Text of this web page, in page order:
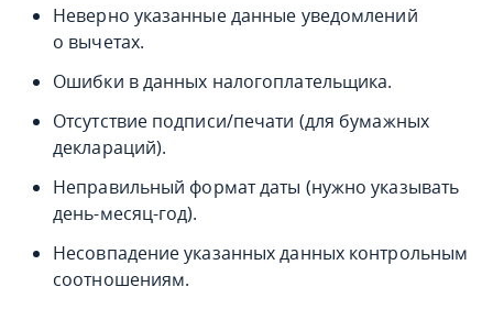
Неверно указанные данные уведомлений
о вычетах.
Ошибки в данных налогоплательщика.
Отсутствие подписи/печати (для бумажных
деклараций).
Неправильный формат даты (нужно указывать
день-месяц-год).
Несовпадение указанных данных контрольным
соотношениям.